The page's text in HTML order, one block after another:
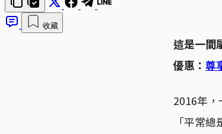
收藏
這是一間
優惠： 尊
2016年
「平常